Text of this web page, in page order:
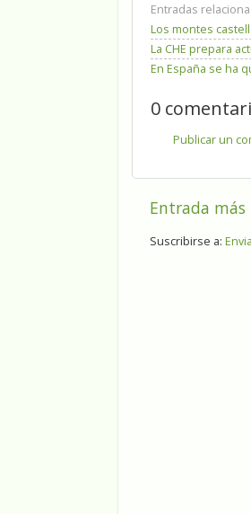
Entradas
Los montes
La CHE prepara
En España se ha
0
Publicar un
Entrada
Suscribirse a: